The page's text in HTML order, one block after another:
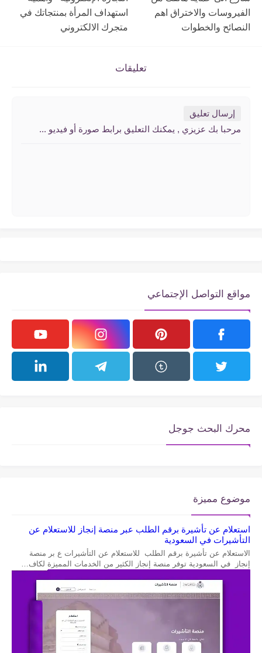
الفيروسات والاختراق اهم
النصائح والخطوات
استهداف المرأة بمنتجاتك في
متجرك الالكتروني
تعليقات
إرسال تعليق
مرحبا بك عزيزي , يمكنك التعليق برابط صورة أو فيديو ...
مواقع التواصل الإجتماعي
محرك البحث جوجل
موضوع مميزة
استعلام عن تأشيرة برقم الطلب عبر منصة إنجاز للاستعلام عن
التأشيرات في السعودية
الاستعلام عن تأشيرة برقم الطلب للاستعلام عن التأشيرات ع بر منصة
إنجاز في السعودية توفر منصة إنجاز الكثير من الخدمات المميزة لكاف…